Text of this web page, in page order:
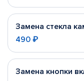
Замена стекла
490 ₽
Замена кнопки